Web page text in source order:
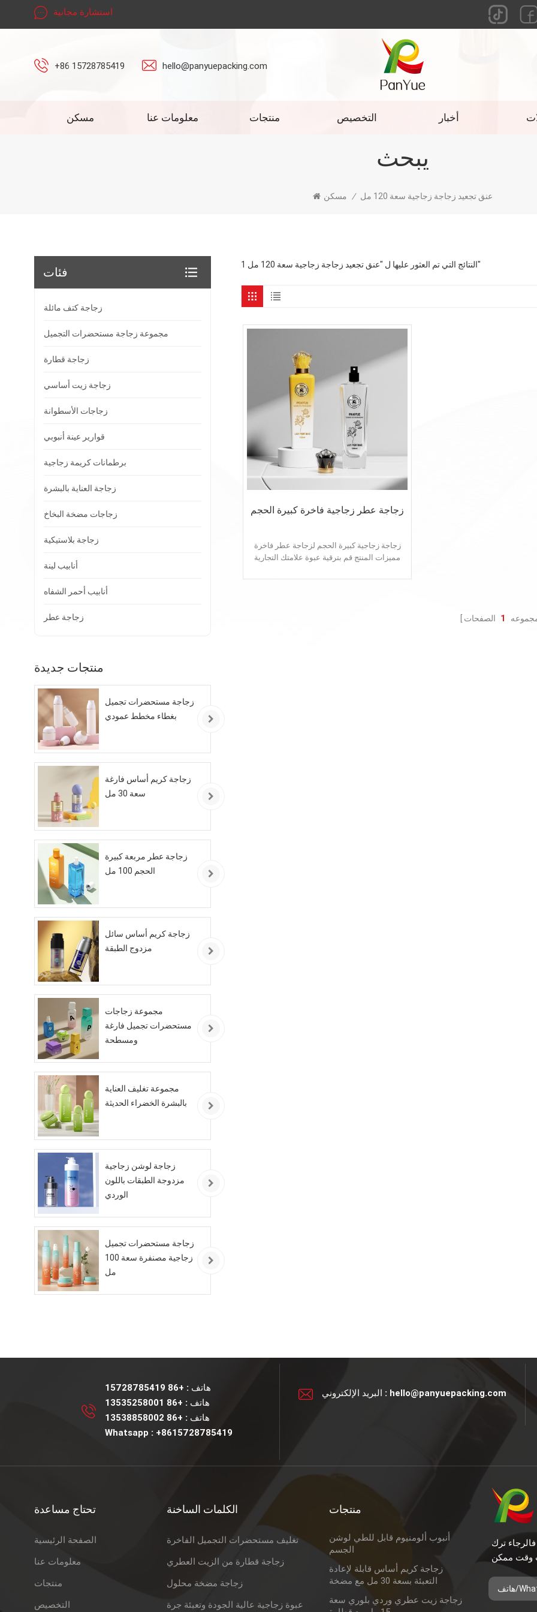
استشارة مجانية
+86 15728785419 hello@panyuepacking.com
مسكن معلومات عنا منتجات التخصيص أخبار
يبحث
مسكن / عنق تجعيد زجاجة زجاجية سعة 120 مل
1 النتائج التي تم العثور عليها ل "عنق تجعيد زجاجة زجاجية سعة 120 مل"
زجاجة عطر زجاجية فاخرة كبيرة الحجم
زجاجة زجاجية كبيرة الحجم لزجاجة عطر فاخرة
مميزات المنتج قم بترقية عبوة علامتك التجارية
بسعة 120 مل و200 مل. زجاجة عطر فاخرة بسعة
1 الصفحات
فئات
زجاجة كتف مائلة
مجموعة زجاجة مستحضرات التجميل
زجاجة قطارة
زجاجة زيت أساسي
زجاجات الأسطوانة
قوارير عينة أنبوبي
برطمانات كريمة زجاجية
زجاجة العناية بالبشرة
زجاجات مضخة البخاخ
زجاجة بلاستيكية
أنابيب لينة
أنابيب أحمر الشفاه
زجاجة عطر
منتجات جديدة
زجاجة مستحضرات تجميل
بغطاء مخطط عمودي
زجاجة كريم أساس فارغة
سعة 30 مل
زجاجة عطر مربعة كبيرة
الحجم 100 مل
زجاجة كريم أساس سائل
مزدوج الطبقة
مجموعة زجاجات
مستحضرات تجميل فارغة
ومسطحة
مجموعة تغليف العناية
بالبشرة الخضراء الحديثة
زجاجة لوشن زجاجية
مزدوجة الطبقات باللون
الوردي
زجاجة مستحضرات تجميل
زجاجية مصنفرة سعة 100
مل
هاتف : +86 15728785419
هاتف : +86 13535258001
هاتف : +86 13538858002
Whatsapp : +8615728785419
البريد الإلكتروني : hello@panyuepacking.com
تحتاج مساعدة
الصفحة الرئيسية
معلومات عنا
منتجات
التخصيص
الكلمات الساخنة
تغليف مستحضرات التجميل الفاخرة
زجاجة قطارة من الزيت العطري
زجاجة مضخة محلول
عبوة زجاجية عالية الجودة وتعبئة جرة
منتجات
أنبوب ألومنيوم قابل للطي لوشن
الجسم
زجاجة كريم أساس قابلة لإعادة
التعبئة بسعة 30 مل مع مضخة
زجاجة زيت عطري وردي بلوري سعة
ترك